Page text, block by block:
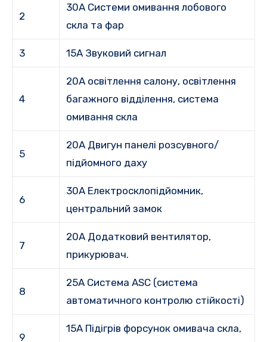
2
30A Системи омивання лобового
скла та фар
3 15А Звуковий сигнал
4
20А освітлення салону, освітлення
багажного відділення, система
омивання скла
5
20A Двигун панелі розсувного/
підйомного даху
6
30A Електросклопідйомник,
центральний замок
7
20А Додатковий вентилятор,
прикурювач.
8
25A Система ASC (система
автоматичного контролю стійкості)
9
15А Підігрів форсунок омивача скла,